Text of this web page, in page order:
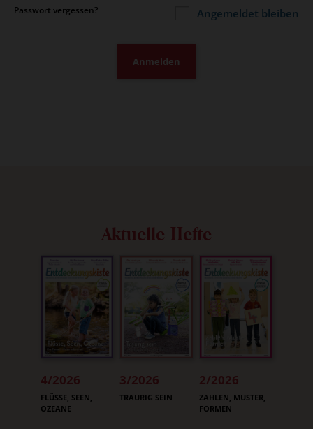
Passwort vergessen? Angemeldet bleiben
Anmelden
Aktuelle Hefte
4/2026
:
FLÜSSE, SEEN,
OZEANE
3/2026
:
TRAURIG SEIN
2/2026
:
ZAHLEN, MUSTER,
FORMEN